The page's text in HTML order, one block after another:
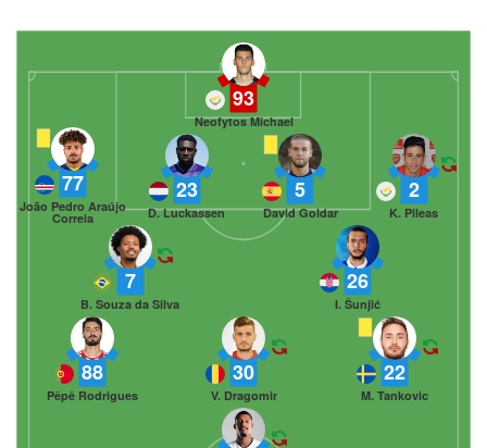
93
Neofytos Michael
2
K. Pileas
5
David Goldar
23
D. Luckassen
77
João Pedro Araújo
Correia
26
I. Šunjić
7
B. Souza da Silva
22
M. Tankovic
30
V. Dragomir
88
Pêpê Rodrigues